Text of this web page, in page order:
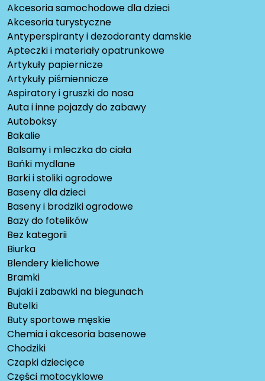
Akcesoria samochodowe dla dzieci
Akcesoria turystyczne
Antyperspiranty i dezodoranty damskie
Apteczki i materiały opatrunkowe
Artykuły papiernicze
Artykuły piśmiennicze
Aspiratory i gruszki do nosa
Auta i inne pojazdy do zabawy
Autoboksy
Bakalie
Balsamy i mleczka do ciała
Bańki mydlane
Barki i stoliki ogrodowe
Baseny dla dzieci
Baseny i brodziki ogrodowe
Bazy do fotelików
Bez kategorii
Biurka
Blendery kielichowe
Bramki
Bujaki i zabawki na biegunach
Butelki
Buty sportowe męskie
Chemia i akcesoria basenowe
Chodziki
Czapki dziecięce
Części motocyklowe